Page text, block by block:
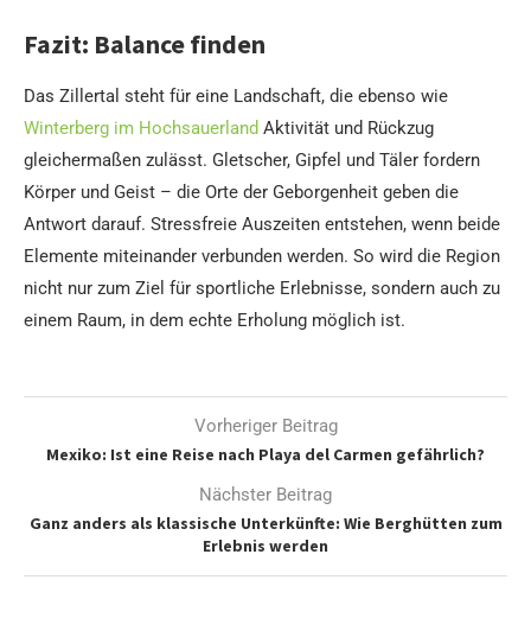
Fazit: Balance finden
Das Zillertal steht für eine Landschaft, die ebenso wie
Winterberg im Hochsauerland Aktivität und Rückzug
gleichermaßen zulässt. Gletscher, Gipfel und Täler fordern
Körper und Geist – die Orte der Geborgenheit geben die
Antwort darauf. Stressfreie Auszeiten entstehen, wenn beide
Elemente miteinander verbunden werden. So wird die Region
nicht nur zum Ziel für sportliche Erlebnisse, sondern auch zu
einem Raum, in dem echte Erholung möglich ist.
Vorheriger Beitrag
Mexiko: Ist eine Reise nach Playa del Carmen gefährlich?
Nächster Beitrag
Ganz anders als klassische Unterkünfte: Wie Berghütten zum
Erlebnis werden